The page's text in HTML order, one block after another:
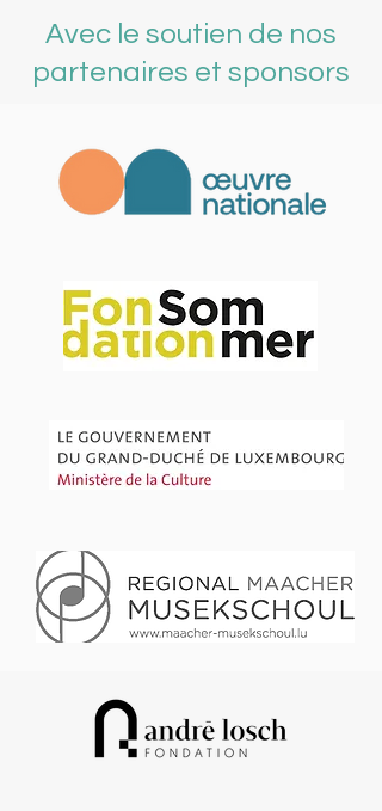
Avec le soutien de nos
partenaires et sponsors